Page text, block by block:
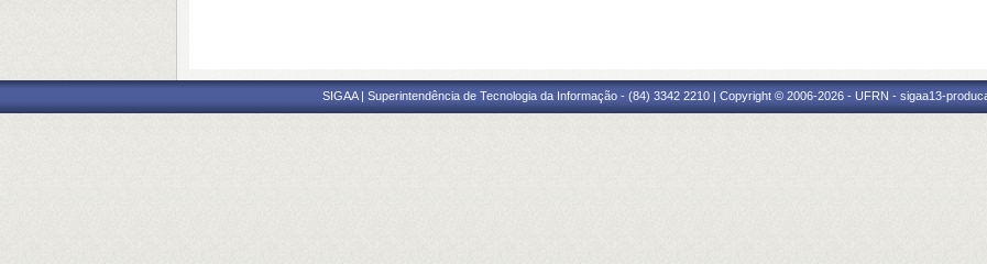
SIGAA | Superintendência de Tecnologia da Informação - (84) 3342 2210 | Copyright © 2006-2026 - UFRN - sigaa13-